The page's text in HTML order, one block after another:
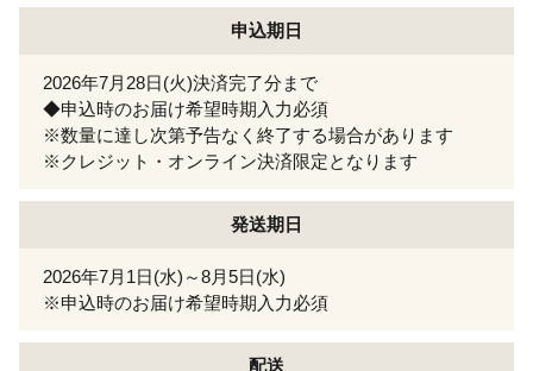
申込期日
2026年7月28日(火)決済完了分まで
◆申込時のお届け希望時期入力必須
※数量に達し次第予告なく終了する場合があります
※クレジット・オンライン決済限定となります
発送期日
2026年7月1日(水)～8月5日(水)
※申込時のお届け希望時期入力必須
配送